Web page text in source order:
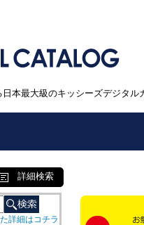
本最大級のキッシーズデジタル
詳細検索
詳細はコチラ